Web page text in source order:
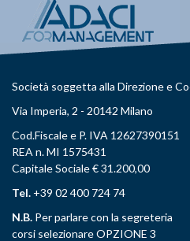
Società soggetta alla Direzione e
Via Imperia, 2 - 20142 Milano
Cod.Fiscale e P. IVA 12627390151
REA n. MI 1575431
Capitale Sociale € 31.200,00
Tel. +39 02 400 724 74
N.B. Per parlare con la segreteria
corsi selezionare OPZIONE 3